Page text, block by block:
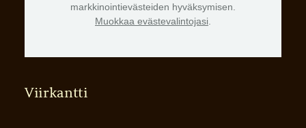
markkinointievästeiden hyväksymisen.
Muokkaa evästevalintojasi
Viirkantti